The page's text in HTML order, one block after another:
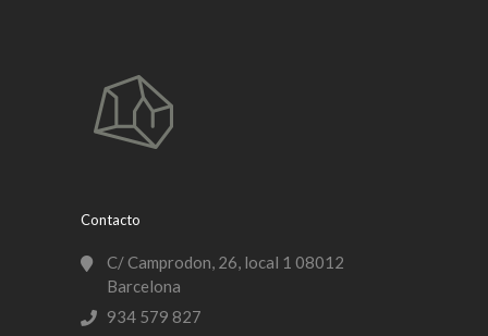
Contacto
C/ Camprodon, 26, local 1 08012
Barcelona
934 579 827